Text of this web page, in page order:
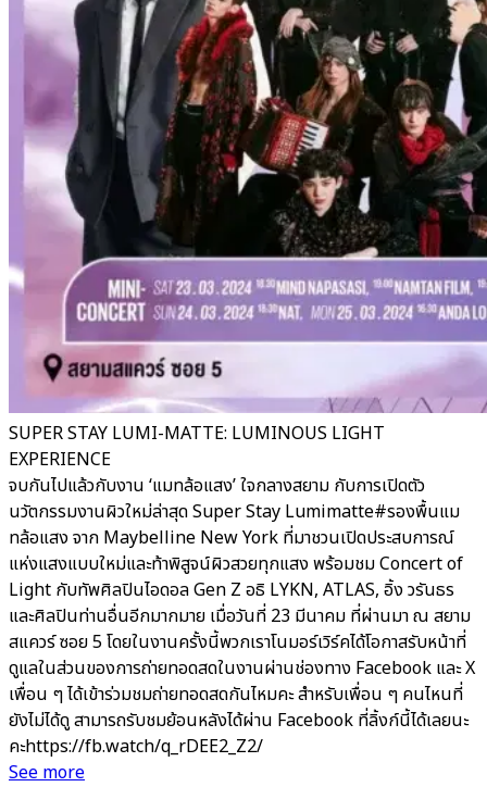
SUPER STAY LUMI-MATTE: LUMINOUS LIGHT
EXPERIENCE
จบกันไปแล้วกับงาน ‘แมทล้อแสง’ ใจกลางสยาม กับการเปิดตัว
นวัตกรรมงานผิวใหม่ล่าสุด Super Stay Lumimatte#รองพื้นแม
ทล้อแสง จาก Maybelline New York ที่มาชวนเปิดประสบการณ์
แห่งแสงแบบใหม่และท้าพิสูจน์ผิวสวยทุกแสง พร้อมชม Concert of
Light กับทัพศิลปินไอดอล Gen Z อธิ LYKN, ATLAS, อิ้ง วรันธร
และศิลปินท่านอื่นอีกมากมาย เมื่อวันที่ 23 มีนาคม ที่ผ่านมา ณ สยาม
สแควร์ ซอย 5 โดยในงานครั้งนี้พวกเราโนมอร์เวิร์คได้โอกาสรับหน้าที่
ดูแลในส่วนของการถ่ายทอดสดในงานผ่านช่องทาง Facebook และ X
เพื่อน ๆ ได้เข้าร่วมชมถ่ายทอดสดกันไหมคะ สำหรับเพื่อน ๆ คนไหนที่
ยังไม่ได้ดู สามารถรับชมย้อนหลังได้ผ่าน Facebook ที่ลิ้งก์นี้ได้เลยนะ
คะhttps://fb.watch/q_rDEE2_Z2/
See more